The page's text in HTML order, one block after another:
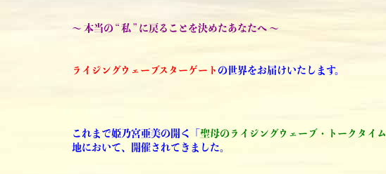
～ 本当の “ 私 ” に戻ることを決めたあなたへ ～
ライジングウェーブスターゲート の世界をお届けいたします。
これまで姫乃宮亜美の開く「 聖母のライジングウェーブ・トークタイム
地において、開催されてきました。